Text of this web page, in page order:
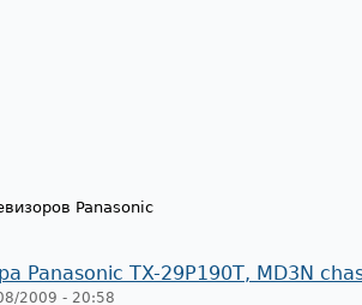
Panasonic
Panasonic TX-29P190T, MD3N
2009 - 20:58